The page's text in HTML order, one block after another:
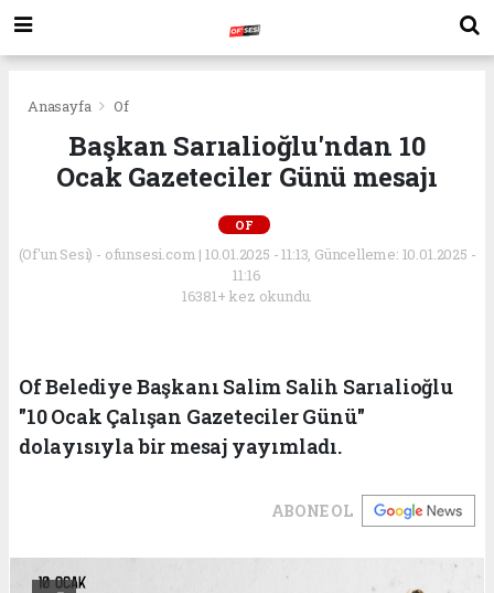
Anasayfa Of
Başkan Sarıalioğlu'ndan 10
Ocak Gazeteciler Günü mesajı
OF
(Of'un Sesi) - ofunsesi.com | 10.01.2025 - 11:13, Güncelleme: 10.01.2025 -
11:16
16381+ kez okundu.
Of Belediye Başkanı Salim Salih Sarıalioğlu
"10 Ocak Çalışan Gazeteciler Günü"
dolayısıyla bir mesaj yayımladı.
ABONE OL